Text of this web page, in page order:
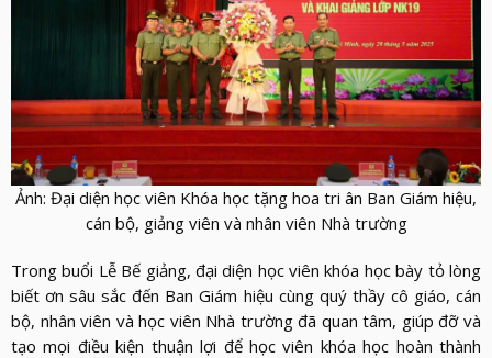
Ảnh: Đại diện học viên Khóa học tặng hoa tri ân Ban Giám hiệu,
cán bộ, giảng viên và nhân viên Nhà trường
Trong buổi Lễ Bế giảng, đại diện học viên khóa học bày tỏ lòng
biết ơn sâu sắc đến Ban Giám hiệu cùng quý thầy cô giáo, cán
bộ, nhân viên và học viên Nhà trường đã quan tâm, giúp đỡ và
tạo mọi điều kiện thuận lợi để học viên khóa học hoàn thành